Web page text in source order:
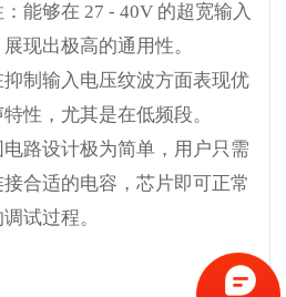
能够在 27 - 40V 的超宽输入
现出极高的通用性。
制输入电压纹波方面表现优
性，尤其是在低频段。
路设计极为简单，用户只需
合适的电容，芯片即可正常
试过程。